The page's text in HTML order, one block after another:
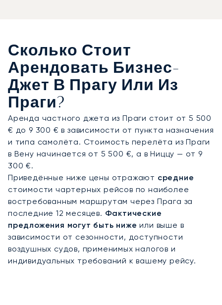
подобранные с учётом ваших предпочтений. Мы
сделаем всё, чтобы вы прибыли в великолепный
отель Four Seasons Hotel Prague на берегу
Влтавы полными сил и готовыми к новым
впечатлениям.
Вы можете путешествовать с полным
спокойствием, зная, что наша приверженность
безопасности подкреплена детально
проработанным планом действий в
чрезвычайных ситуациях, который гарантирует
готовность к любым непредвиденным
обстоятельствам. Такая преданность
высочайшим стандартам гарантирует, что ваше
путешествие будет организовано с
максимальным профессионализмом и заботой.
Сколько Стоит
Арендовать Бизнес-
Джет В Прагу Или Из
Праги?
Аренда частного джета из Праги стоит от 5 500
€ до 9 300 € в зависимости от пункта назначения
и типа самолёта. Стоимость перелёта из Праги
в Вену начинается от 5 500 €, а в Ниццу — от 9
300 €.
Приведённые ниже цены отражают средние
стоимости чартерных рейсов по наиболее
востребованным маршрутам через Прага за
последние 12 месяцев. Фактические
предложения могут быть ниже или выше в
зависимости от сезонности, доступности
воздушных судов, применимых налогов и
индивидуальных требований к вашему рейсу.